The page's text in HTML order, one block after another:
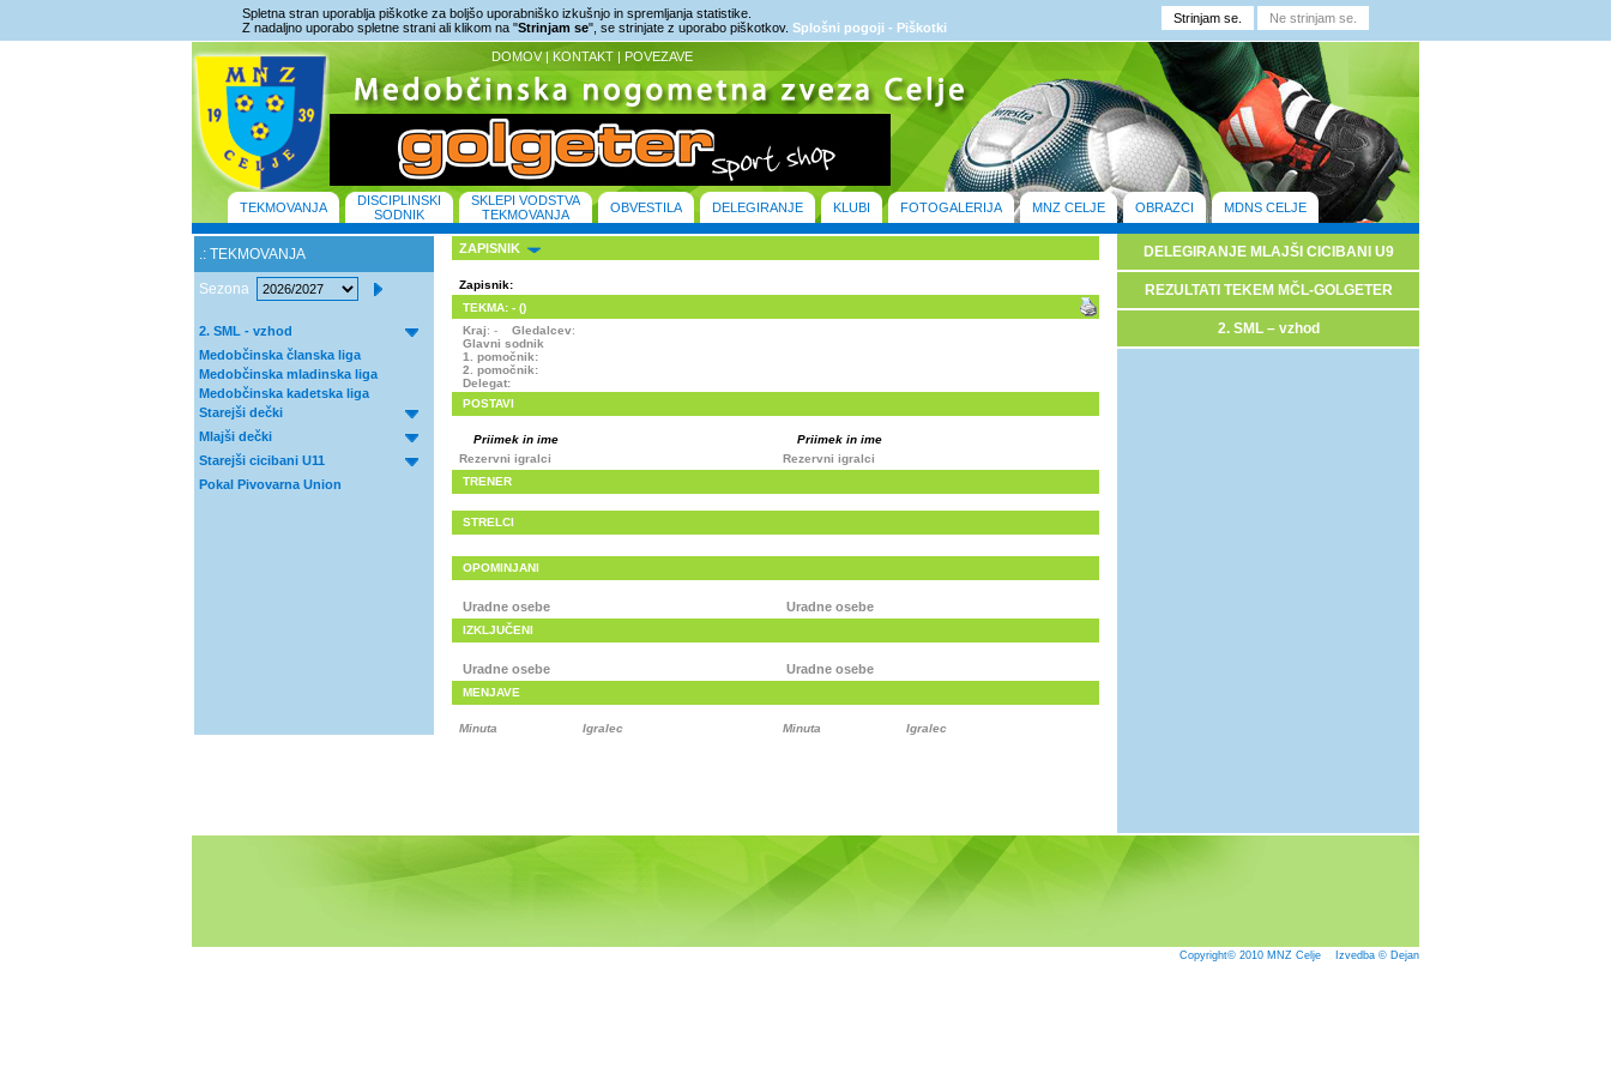
Spletna stran uporablja piškotke za boljšo uporabniško izkušnjo in spremljanja statistike.
Z nadaljno uporabo spletne strani ali klikom na "Strinjam se", se strinjate z uporabo piškotkov. Splošni pogoji - Piškotki
DOMOV | KONTAKT | POVEZAVE
TEKMOVANJA
DISCIPLINSKI
SODNIK
SKLEPI VODSTVA
TEKMOVANJA
OBVESTILA DELEGIRANJE KLUBI FOTOGALERIJA MNZ CELJE OBRAZCI MDNS CELJE
.: TEKMOVANJA
Sezona
2. SML - vzhod
Medobčinska članska liga
Medobčinska mladinska liga
Medobčinska kadetska liga
Starejši dečki
Mlajši dečki
Starejši cicibani U11
Pokal Pivovarna Union
ZAPISNIK
Zapisnik:
TEKMA: - ()
Kraj: - Gledalcev:
Glavni sodnik
1. pomočnik:
2. pomočnik:
Delegat:
POSTAVI
Priimek in ime
Priimek in ime
Rezervni igralci
Rezervni igralci
TRENER
STRELCI
OPOMINJANI
Uradne osebe Uradne osebe
IZKLJUČENI
Uradne osebe Uradne osebe
MENJAVE
Minuta Igralec Minuta Igralec
DELEGIRANJE MLAJŠI CICIBANI U9
REZULTATI TEKEM MČL-GOLGETER
2. SML – vzhod
Copyright© 2010 MNZ Celje Izvedba © Dejan